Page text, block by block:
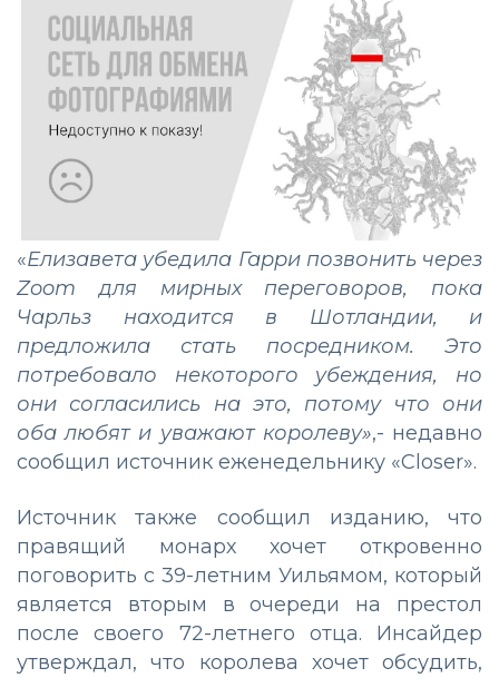
«Елизавета убедила Гарри позвонить через
Zoom для мирных переговоров, пока
Чарльз находится в Шотландии, и
предложила стать посредником. Это
потребовало некоторого убеждения, но
они согласились на это, потому что они
оба любят и уважают королеву»,- недавно
сообщил источник еженедельнику «Closer».
Источник также сообщил изданию, что
правящий монарх хочет откровенно
поговорить с 39-летним Уильямом, который
является вторым в очереди на престол
после своего 72-летнего отца. Инсайдер
утверждал, что королева хочет обсудить,